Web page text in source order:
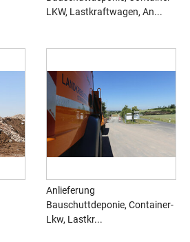
LKW, Lastkraftwagen, An...
Anlieferung
Bauschuttdeponie, Container-
Lkw, Lastkr...